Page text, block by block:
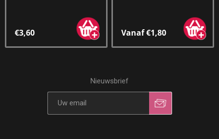
€3,60 Vanaf €1,80
Nieuwsbrief